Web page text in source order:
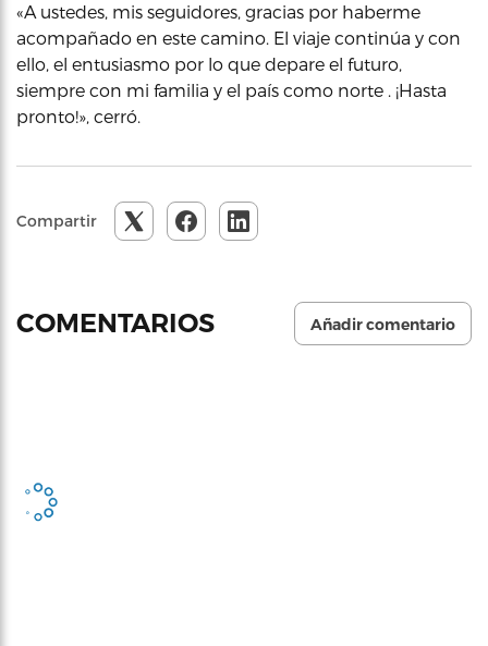
«A ustedes, mis seguidores, gracias por haberme
acompañado en este camino. El viaje continúa y con
ello, el entusiasmo por lo que depare el futuro,
siempre con mi familia y el país como norte . ¡Hasta
pronto!», cerró.
Compartir
COMENTARIOS Añadir comentario